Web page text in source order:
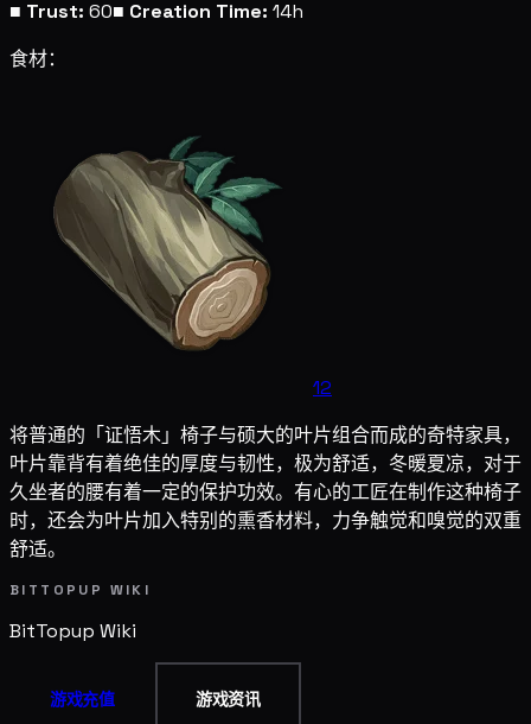
■ Trust: 60■ Creation Time: 14h
食材：
12
将普通的「证悟木」椅子与硕大的叶片组合而成的奇特家具，
叶片靠背有着绝佳的厚度与韧性，极为舒适，冬暖夏凉，对于
久坐者的腰有着一定的保护功效。有心的工匠在制作这种椅子
时，还会为叶片加入特别的熏香材料，力争触觉和嗅觉的双重
舒适。
BITTOPUP WIKI
BitTopup Wiki
游戏充值 游戏资讯